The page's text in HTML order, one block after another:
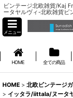
ビンテージ北欧雑貨/Kaj
ータヤルヴィ-北欧雑貨ビ
メニュー
HOME 全ての商品
HOME > 北欧ビンテージ
> イッタラ/iittala/ヌータ